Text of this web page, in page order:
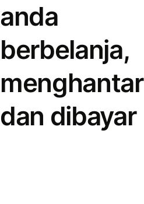
anda
berbelanja,
menghantar
dan dibayar